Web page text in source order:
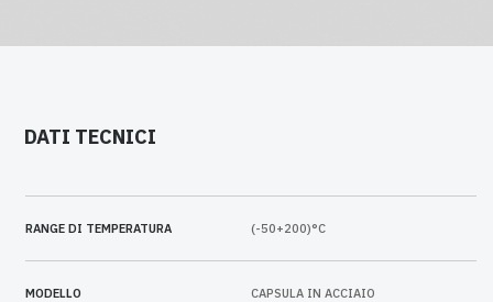
DATI TECNICI
RANGE DI TEMPERATURA (-50+200)°C
MODELLO CAPSULA IN ACCIAIO